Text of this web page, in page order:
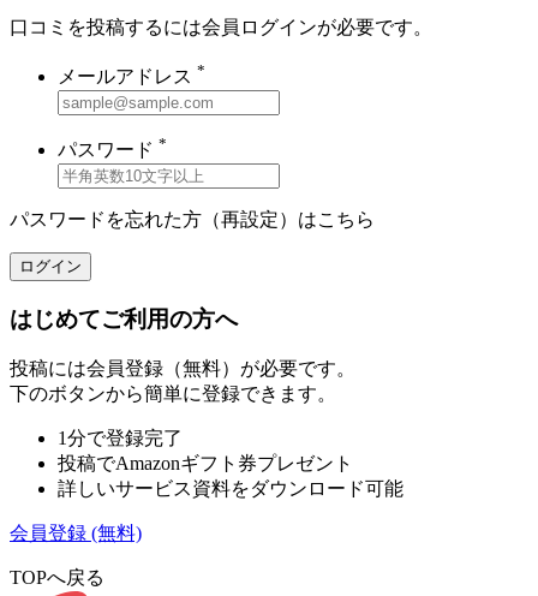
口コミを投稿するには会員ログインが必要です。
メールアドレス *
パスワード *
パスワードを忘れた方（再設定）はこちら
ログイン
はじめてご利用の方へ
投稿には会員登録（無料）が必要です。
下のボタンから簡単に登録できます。
1分で登録完了
投稿でAmazonギフト券プレゼント
詳しいサービス資料をダウンロード可能
会員登録 (無料)
TOPへ戻る